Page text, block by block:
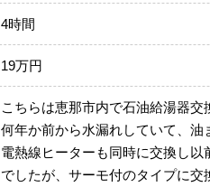
4時間
19万円
こちらは恵那市内で石油給湯器交
何年か前から水漏れしていて、油
電熱線ヒーターも同時に交換し
でしたが、サーモ付のタイプに